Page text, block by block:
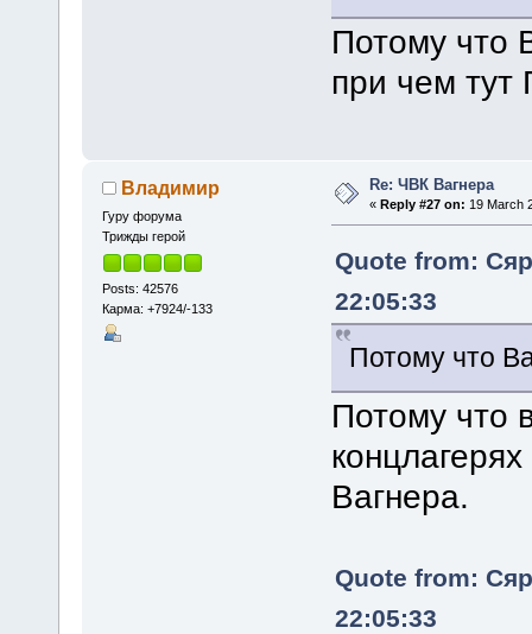
Потому что
при чем тут
Владимир
Гуру форума
Трижды герой
Posts: 42576
Карма: +7924/-133
Re: ЧВК Вагнера
«Reply #27 on: 19 March
Quote from:
22:05:33
Потому что
Потому что
Вагнера.
Quote from:
22:05:33